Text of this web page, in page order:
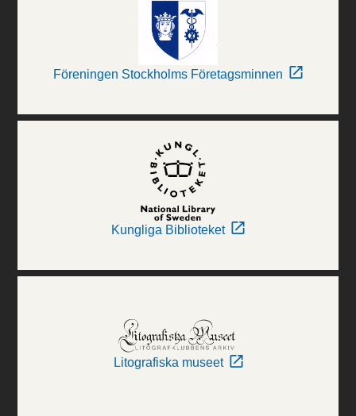
Föreningen Stockholms Företagsminnen
Kungliga Biblioteket
Litografiska museet